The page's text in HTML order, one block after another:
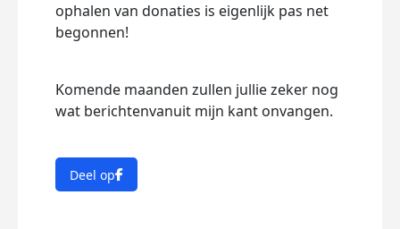
ophalen van donaties is eigenlijk pas net
begonnen!
Komende maanden zullen jullie zeker nog
wat berichtenvanuit mijn kant onvangen.
Deel op